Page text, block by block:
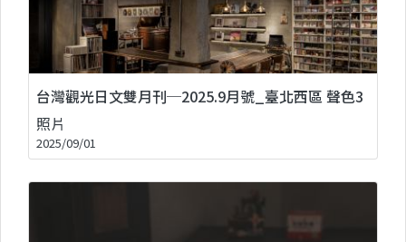
台灣觀光日文雙月刊─2025.9月號_臺北西區 聲色3
照片
2025/09/01